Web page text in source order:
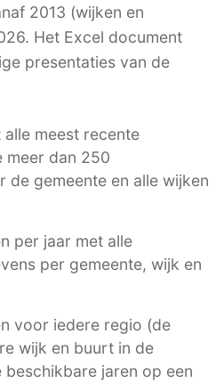
2013 (wijken en
Het Excel document
presentaties van de
meest recente
meer dan 250
de gemeente en alle wijken
per jaar met alle
per gemeente, wijk en
voor iedere regio (de
wijk en buurt in de
beschikbare jaren op een